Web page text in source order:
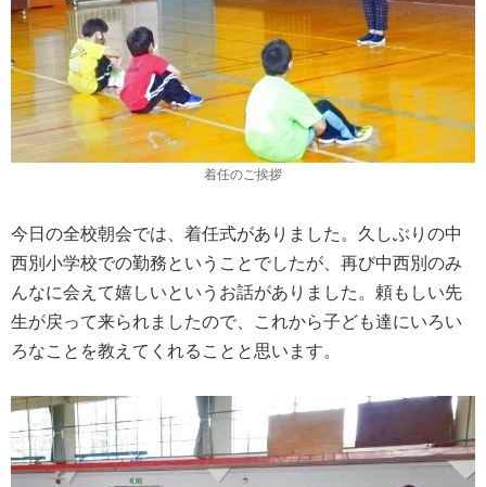
着任のご挨拶
今日の全校朝会では、着任式がありました。久しぶりの中
西別小学校での勤務ということでしたが、再び中西別のみ
んなに会えて嬉しいというお話がありました。頼もしい先
生が戻って来られましたので、これから子ども達にいろい
ろなことを教えてくれることと思います。